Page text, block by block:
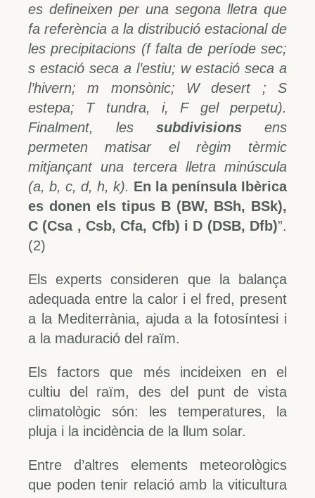
es defineixen per una segona lletra que
fa referència a la distribució estacional de
les precipitacions (f falta de període sec;
s estació seca a l’estiu; w estació seca a
l’hivern; m monsònic; W desert ; S
estepa; T tundra, i, F gel perpetu).
Finalment, les subdivisions ens
permeten matisar el règim tèrmic
mitjançant una tercera lletra minúscula
(a, b, c, d, h, k). En la península Ibèrica
es donen els tipus B (BW, BSh, BSk),
C (Csa , Csb, Cfa, Cfb) i D (DSB, Dfb)”.
(2)
Els experts consideren que la balança
adequada entre la calor i el fred, present
a la Mediterrània, ajuda a la fotosíntesi i
a la maduració del raïm.
Els factors que més incideixen en el
cultiu del raïm, des del punt de vista
climatològic són: les temperatures, la
pluja i la incidència de la llum solar.
Entre d’altres elements meteorològics
que poden tenir relació amb la viticultura